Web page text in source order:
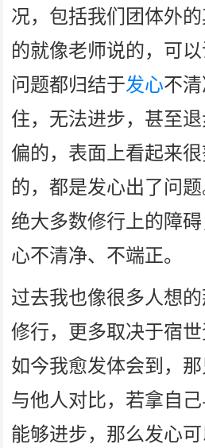
况，包括我们团体外
的就像老师说的，可
问题都归结于发心不
住，无法进步，甚至
偏的，表面上看起来
的，都是发心出了问
绝大多数修行上的障
心不清净、不端正。
过去我也像很多人想
修行，更多取决于宿
如今我愈发体会到，
与他人对比，若拿自
能够进步，那么发心